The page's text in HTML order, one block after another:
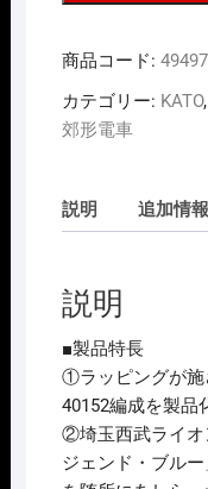
ｼﾞ
KATO
10-
武
40000
50
番
台
L-
train
商品コード:
カテゴリー: KATO,
郊形電車
説明 追加情報
説明
■製品特長
①ラッピングが施
40152編成を製品
②埼玉西武ライオ
ジェンド・ブル